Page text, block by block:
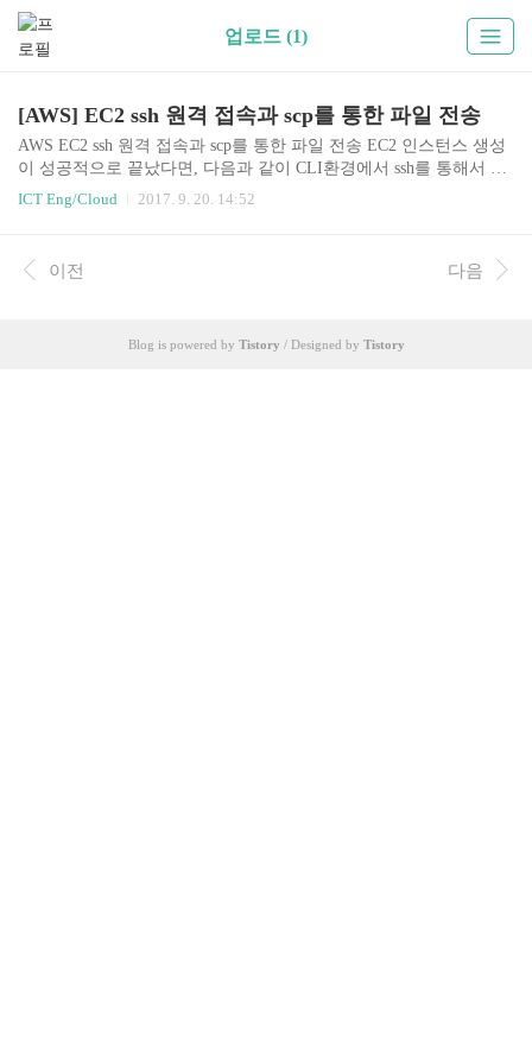
업로드 (1)
[AWS] EC2 ssh 원격 접속과 scp를 통한 파일 전송
AWS EC2 ssh 원격 접속과 scp를 통한 파일 전송 EC2 인스턴스 생성
이 성공적으로 끝났다면, 다음과 같이 CLI환경에서 ssh를 통해서 EC
2에 원격 접속을 할 수 있고, scp를 통해 간단한 파일 업/다운로드를
할 수 있다. 접속 git bash를 실행시켜서 Teminal에서 다음 명령으로
인스턴스 OS 이미지가 다를 수 있으므로 EC2 콘솔 왼쪽 메뉴중 INS
TANCES -> Instances 로 이동하여 상단에 있는 Connect 버튼을 누르
ICT Eng/Cloud 2017. 9. 20. 14:52
이전 다음
Blog is powered by Tistory / Designed by Tistory